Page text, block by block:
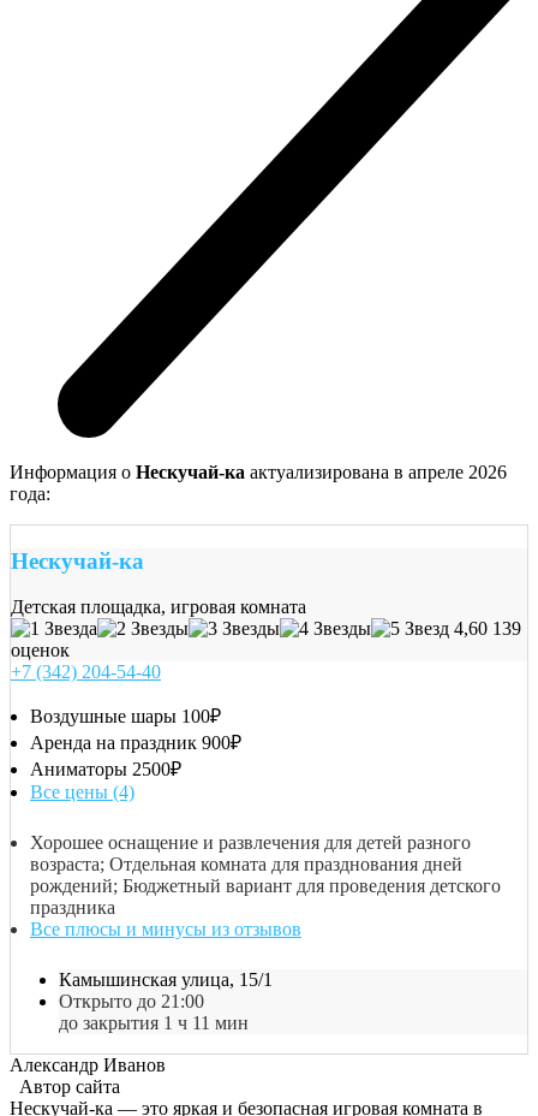
Информация о Нескучай-ка актуализирована в апреле 2026
года:
Нескучай-ка
Детская площадка, игровая комната
4,60 139
оценок
+7 (342) 204-54-40
Воздушные шары 100₽
Аренда на праздник 900₽
Аниматоры 2500₽
Все цены (4)
Хорошее оснащение и развлечения для детей разного
возраста; Отдельная комната для празднования дней
рождений; Бюджетный вариант для проведения детского
праздника
Все плюсы и минусы из отзывов
Камышинская улица, 15/1
Открыто до 21:00
до закрытия 1 ч 11 мин
Александр Иванов
Автор сайта
Нескучай-ка — это яркая и безопасная игровая комната в